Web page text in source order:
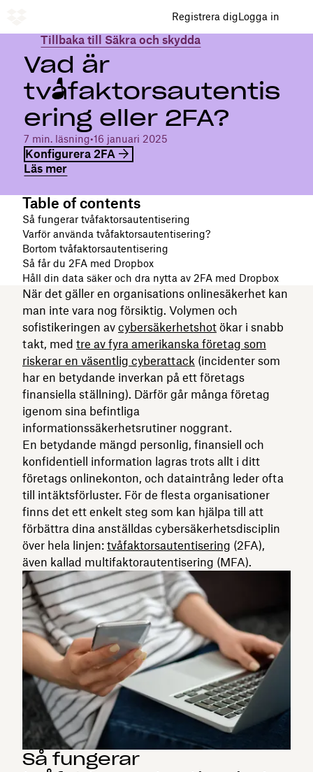
Registrera digLogga in
Tillbaka till Säkra och skydda
Vad är
tvåfaktorsautentis
ering eller 2FA?
7 min. läsning•16 januari 2025
Konfigurera 2FA
Läs mer
Table of contents
Så fungerar tvåfaktorsautentisering
Varför använda tvåfaktorsautentisering?
Bortom tvåfaktorsautentisering
Så får du 2FA med Dropbox
Håll din data säker och dra nytta av 2FA med Dropbox
När det gäller en organisations onlinesäkerhet kan
man inte vara nog försiktig. Volymen och
sofistikeringen av cybersäkerhetshot ökar i snabb
takt, med tre av fyra amerikanska företag som
riskerar en väsentlig cyberattack (incidenter som
har en betydande inverkan på ett företags
finansiella ställning). Därför går många företag
igenom sina befintliga
informationssäkerhetsrutiner noggrant.
En betydande mängd personlig, finansiell och
konfidentiell information lagras trots allt i ditt
företags onlinekonton, och dataintrång leder ofta
till intäktsförluster. För de flesta organisationer
finns det ett enkelt steg som kan hjälpa till att
förbättra dina anställdas cybersäkerhetsdisciplin
över hela linjen: tvåfaktorsautentisering (2FA),
även kallad multifaktorautentisering (MFA).
Så fungerar